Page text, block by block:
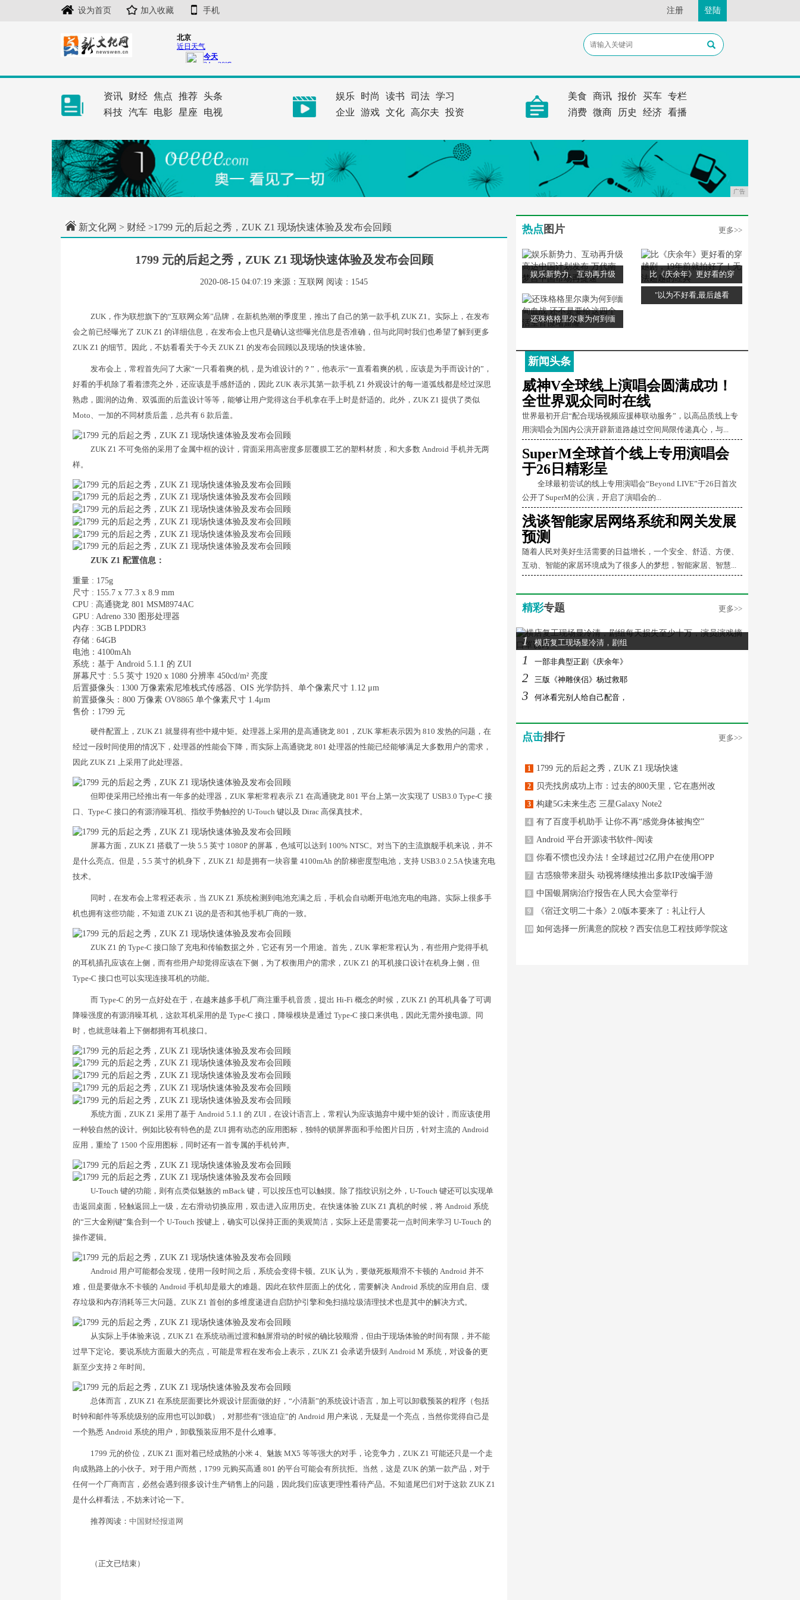
设为首页 加入收藏 手机 注册 登陆
资讯 财经 焦点 推荐 头条
科技 汽车 电影 星座 电视
娱乐 时尚 读书 司法 学习
企业
游戏 文化 高尔夫 投资
美食 商讯 报价 买车 专栏
消费 微商 历史 经济 看播
广告
新文化网 > 财经 >1799 元的后起之秀，ZUK Z1 现场快速体验及发布会回顾
1799 元的后起之秀，ZUK Z1 现场快速体验及发布会回顾
2020-08-15 04:07:19 来源：互联网 阅读：1545
ZUK，作为联想旗下的“互联网众筹”品牌，在新机热潮的季度里，推出了自己的第一款手机 ZUK Z1。实际上，在发布
会之前已经曝光了 ZUK Z1 的详细信息，在发布会上也只是确认这些曝光信息是否准确，但与此同时我们也希望了解到更多
ZUK Z1 的细节。因此，不妨看看关于今天 ZUK Z1 的发布会回顾以及现场的快速体验。
发布会上，常程首先问了大家“一只看着爽的机，是为谁设计的？”，他表示“一直看着爽的机，应该是为手而设计的”，
好看的手机除了看着漂亮之外，还应该是手感舒适的，因此 ZUK 表示其第一款手机 Z1 外观设计的每一道弧线都是经过深思
熟虑，圆润的边角、双弧面的后盖设计等等，能够让用户觉得这台手机拿在手上时是舒适的。此外，ZUK Z1 提供了类似
Moto、一加的不同材质后盖，总共有 6 款后盖。
ZUK Z1 不可免俗的采用了金属中框的设计，背面采用高密度多层覆膜工艺的塑料材质，和大多数 Android 手机并无两
样。
ZUK Z1 配置信息：
重量 : 175g
尺寸 : 155.7 x 77.3 x 8.9 mm
CPU : 高通骁龙 801 MSM8974AC
GPU : Adreno 330 图形处理器
内存 : 3GB LPDDR3
存储 : 64GB
电池：4100mAh
系统：基于 Android 5.1.1 的 ZUI
屏幕尺寸 : 5.5 英寸 1920 x 1080 分辨率 450cd/m² 亮度
后置摄像头 : 1300 万像素索尼堆栈式传感器、OIS 光学防抖、单个像素尺寸 1.12 μm
前置摄像头：800 万像素 OV8865 单个像素尺寸 1.4μm
售价：1799 元
硬件配置上，ZUK Z1 就显得有些中规中矩。处理器上采用的是高通骁龙 801，ZUK 掌柜表示因为 810 发热的问题，在
经过一段时间使用的情况下，处理器的性能会下降，而实际上高通骁龙 801 处理器的性能已经能够满足大多数用户的需求，
因此 ZUK Z1 上采用了此处理器。
但即使采用已经推出有一年多的处理器，ZUK 掌柜常程表示 Z1 在高通骁龙 801 平台上第一次实现了 USB3.0 Type-C 接
口、Type-C 接口的有源消噪耳机、指纹手势触控的 U-Touch 键以及 Dirac 高保真技术。
屏幕方面，ZUK Z1 搭载了一块 5.5 英寸 1080P 的屏幕，色域可以达到 100% NTSC。对当下的主流旗舰手机来说，并不
是什么亮点。但是，5.5 英寸的机身下，ZUK Z1 却是拥有一块容量 4100mAh 的阶梯密度型电池，支持 USB3.0 2.5A 快速充电
技术。
同时，在发布会上常程还表示，当 ZUK Z1 系统检测到电池充满之后，手机会自动断开电池充电的电路。实际上很多手
机也拥有这些功能，不知道 ZUK Z1 说的是否和其他手机厂商的一致。
ZUK Z1 的 Type-C 接口除了充电和传输数据之外，它还有另一个用途。首先，ZUK 掌柜常程认为，有些用户觉得手机
的耳机插孔应该在上侧，而有些用户却觉得应该在下侧，为了权衡用户的需求，ZUK Z1 的耳机接口设计在机身上侧，但
Type-C 接口也可以实现连接耳机的功能。
而 Type-C 的另一点好处在于，在越来越多手机厂商注重手机音质，提出 Hi-Fi 概念的时候，ZUK Z1 的耳机具备了可调
降噪强度的有源消噪耳机，这款耳机采用的是 Type-C 接口，降噪模块是通过 Type-C 接口来供电，因此无需外接电源。同
时，也就意味着上下侧都拥有耳机接口。
系统方面，ZUK Z1 采用了基于 Android 5.1.1 的 ZUI，在设计语言上，常程认为应该抛弃中规中矩的设计，而应该使用
一种较自然的设计。例如比较有特色的是 ZUI 拥有动态的应用图标，独特的锁屏界面和手绘图片日历，针对主流的 Android
应用，重绘了 1500 个应用图标，同时还有一首专属的手机铃声。
U-Touch 键的功能，则有点类似魅族的 mBack 键，可以按压也可以触摸。除了指纹识别之外，U-Touch 键还可以实现单
击返回桌面，轻触返回上一级，左右滑动切换应用，双击进入应用历史。在快速体验 ZUK Z1 真机的时候，将 Android 系统
的“三大金刚键”集合到一个 U-Touch 按键上，确实可以保持正面的美观简洁，实际上还是需要花一点时间来学习 U-Touch 的
操作逻辑。
Android 用户可能都会发现，使用一段时间之后，系统会变得卡顿。ZUK 认为，要做死板顺滑不卡顿的 Android 并不
难，但是要做永不卡顿的 Android 手机却是最大的难题。因此在软件层面上的优化，需要解决 Android 系统的应用自启、缓
存垃圾和内存消耗等三大问题。ZUK Z1 首创的多维度递进自启防护引擎和免扫描垃圾清理技术也是其中的解决方式。
从实际上手体验来说，ZUK Z1 在系统动画过渡和触屏滑动的时候的确比较顺滑，但由于现场体验的时间有限，并不能
过早下定论。要说系统方面最大的亮点，可能是常程在发布会上表示，ZUK Z1 会承诺升级到 Android M 系统，对设备的更
新至少支持 2 年时间。
总体而言，ZUK Z1 在系统层面要比外观设计层面做的好，“小清新”的系统设计语言，加上可以卸载预装的程序（包括
时钟和邮件等系统级别的应用也可以卸载），对那些有“强迫症”的 Android 用户来说，无疑是一个亮点，当然你觉得自己是
一个熟悉 Android 系统的用户，卸载预装应用不是什么难事。
1799 元的价位，ZUK Z1 面对着已经成熟的小米 4、魅族 MX5 等等强大的对手，论竞争力，ZUK Z1 可能还只是一个走
向成熟路上的小伙子。对于用户而然，1799 元购买高通 801 的平台可能会有所抗拒。当然，这是 ZUK 的第一款产品，对于
任何一个厂商而言，必然会遇到很多设计生产销售上的问题，因此我们应该更理性看待产品。不知道尾巴们对于这款 ZUK Z1
是什么样看法，不妨来讨论一下。
推荐阅读： 中国财经报道网
（正文已结束）
热点 图片 更多>>
娱乐新势力、互动再升级 比《庆余年》更好看的穿
还珠格格里尔康为何到缅
"以为不好看,最后越看
新闻头条
威神V全球线上演唱会圆满成功！
全世界观众同时在线
世界最初开启“配合现场视频应援棒联动服务”，以高品质线上专
用演唱会为国内公演开辟新道路越过空间局限传递真心，与...
SuperM全球首个线上专用演唱会
于26日精彩呈
全球最初尝试的线上专用演唱会“Beyond LIVE”于26日首次
公开了SuperM的公演，开启了演唱会的...
浅谈智能家居网络系统和网关发展
预测
随着人民对美好生活需要的日益增长，一个安全、舒适、方便、
互动、智能的家居环境成为了很多人的梦想，智能家居、智慧...
精彩专题 更多>>
1 横店复工现场显冷清，剧组
1 一部非典型正剧《庆余年》
2 三版《神雕侠侣》杨过救耶
3 何冰看完别人给自己配音，
点击排行 更多>>
1 1799 元的后起之秀，ZUK Z1 现场快速
2 贝壳找房成功上市：过去的800天里，它在惠州改
3 构建5G未来生态 三星Galaxy Note2
4 有了百度手机助手 让你不再“感觉身体被掏空”
5 Android 平台开源读书软件-阅读
6 你看不惯也没办法！全球超过2亿用户在使用OPP
7 古惑狼带来甜头 动视将继续推出多款IP改编手游
8 中国银屑病治疗报告在人民大会堂举行
9 《宿迁文明二十条》2.0版本要来了：礼让行人
10 如何选择一所满意的院校？西安信息工程技师学院这